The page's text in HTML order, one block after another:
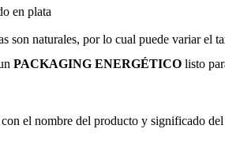
en plata
son naturales, por lo cual puede variar el
PACKAGING ENERGÉTICO listo
el nombre del producto y significado